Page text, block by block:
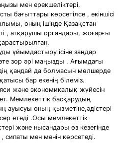
мен ерекшеліктері,
бағыттары көрсетілсе , екіншісі
оның ішінде Қазақстан
, атқарушы органдары, жоғарғы
ұйымдастыру ісіне заңдар
өте зор әрі маңызды . Ағымдағы
қандай да болмасын мөлшерде
бар екенің білеміз.
және экономикалық жүйесін
Мемлекеттік басқарудың
ауысуы оның қызметіне,әдістері
етеді .Осы мемлекеттік
және нысандары өз кезегінде
мен мәнін көрсетеді.